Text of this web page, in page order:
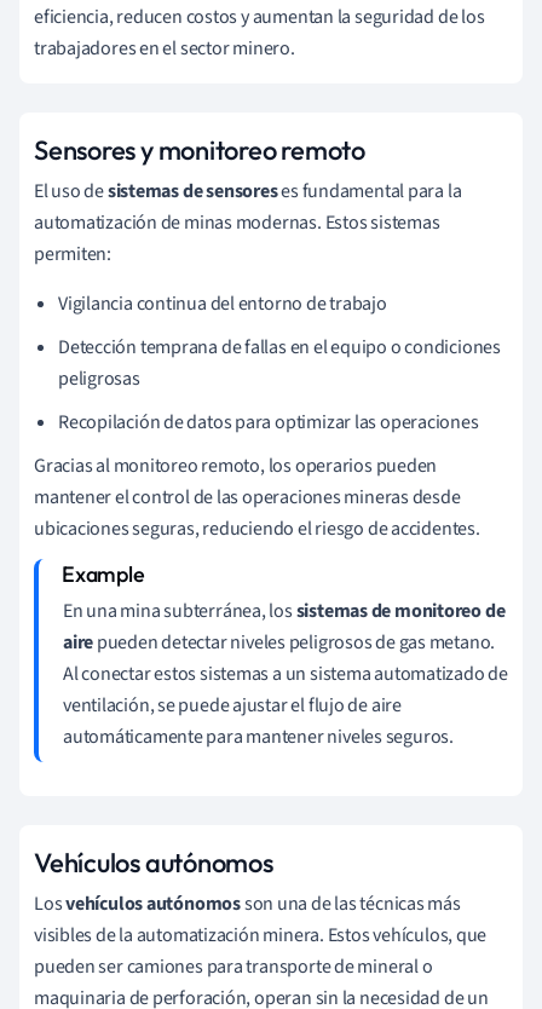
eficiencia, reducen costos y aumentan la seguridad de los
trabajadores en el sector minero.
Sensores y monitoreo remoto
El uso desistemas de sensoreses fundamental para la
automatización de minas modernas. Estos sistemas
permiten:
Vigilancia continua del entorno de trabajo
Detección temprana de fallas en el equipo o condiciones
peligrosas
Recopilación de datos para optimizar las operaciones
Gracias al monitoreo remoto, los operarios pueden
mantener el control de las operaciones mineras desde
ubicaciones seguras, reduciendo el riesgo de accidentes.
En una mina subterránea, lossistemas de monitoreo de
airepueden detectar niveles peligrosos de gas metano.
Al conectar estos sistemas a un sistema automatizado de
ventilación, se puede ajustar el flujo de aire
automáticamente para mantener niveles seguros.
Vehículos autónomos
Losvehículos autónomosson una de las técnicas más
visibles de la automatización minera. Estos vehículos, que
pueden ser camiones para transporte de mineral o
maquinaria de perforación, operan sin la necesidad de un